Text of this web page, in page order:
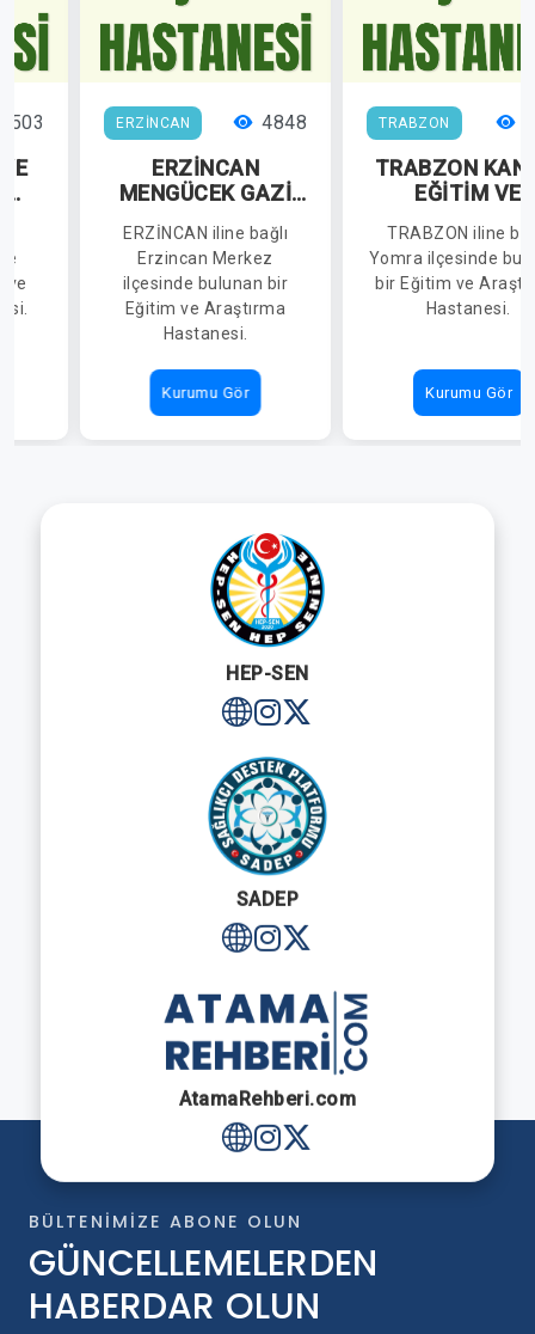
ve
ERZİNCAN 4848
ERZİNCAN
MENGÜCEK GAZİ
ERZİNCAN iline bağlı
Erzincan Merkez
ilçesinde bulunan bir
Eğitim ve Araştırma
Hastanesi.
Kurumu Gör
TRABZON
TRABZON
EĞİTİM VE
HASTANESİ
TRABZON iline
Yomra ilçesinde
bir Eğitim ve
Hastanesi.
Kurumu Gör
HEP-SEN
SADEP
AtamaRehberi.com
BÜLTENIMIZE ABONE OLUN
GÜNCELLEMELERDEN
HABERDAR OLUN